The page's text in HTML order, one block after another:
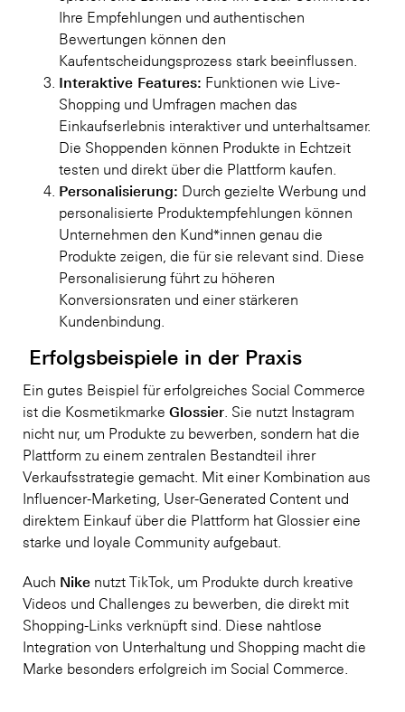
Ihre Empfehlungen und authentischen
Bewertungen können den
Kaufentscheidungsprozess stark beeinflussen.
Interaktive Features: Funktionen wie Live-
Shopping und Umfragen machen das
Einkaufserlebnis interaktiver und unterhaltsamer.
Die Shoppenden können Produkte in Echtzeit
testen und direkt über die Plattform kaufen.
Personalisierung: Durch gezielte Werbung und
personalisierte Produktempfehlungen können
Unternehmen den Kund*innen genau die
Produkte zeigen, die für sie relevant sind. Diese
Personalisierung führt zu höheren
Konversionsraten und einer stärkeren
Kundenbindung.
Erfolgsbeispiele in der Praxis
Ein gutes Beispiel für erfolgreiches Social Commerce
ist die Kosmetikmarke Glossier . Sie nutzt Instagram
nicht nur, um Produkte zu bewerben, sondern hat die
Plattform zu einem zentralen Bestandteil ihrer
Verkaufsstrategie gemacht. Mit einer Kombination aus
Influencer-Marketing, User-Generated Content und
direktem Einkauf über die Plattform hat Glossier eine
starke und loyale Community aufgebaut.
Auch Nike nutzt TikTok, um Produkte durch kreative
Videos und Challenges zu bewerben, die direkt mit
Shopping-Links verknüpft sind. Diese nahtlose
Integration von Unterhaltung und Shopping macht die
Marke besonders erfolgreich im Social Commerce.